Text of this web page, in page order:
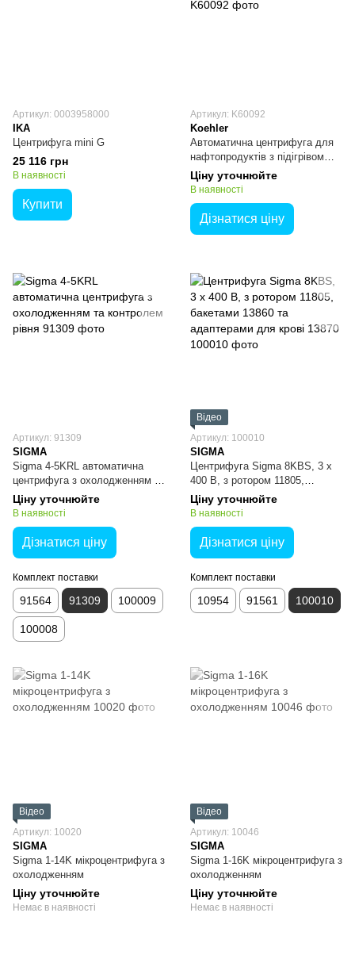
Артикул: 0003958000
IKA
Центрифуга mini G
25 116 грн
В наявності
Купити
Артикул: K60092
Koehler
Автоматична центрифуга для
нафтопродуктів з підігрівом
Koehler K60092
Ціну уточнюйте
В наявності
Дізнатися ціну
Артикул: 91309
SIGMA
Sigma 4-5KRL автоматична
центрифуга з охолодженням та
контролем рівня
Ціну уточнюйте
В наявності
Дізнатися ціну
Комплект поставки
91564 91309 100009
100008
Відео
Артикул: 100010
SIGMA
Центрифуга Sigma 8KBS, 3 x
400 В, з ротором 11805,
бакетами 13860 та адаптерами
для крові 13870
Ціну уточнюйте
В наявності
Дізнатися ціну
Комплект поставки
10954 91561 100010
Відео
Артикул: 10020
SIGMA
Sigma 1-14K мікроцентрифуга з
охолодженням
Ціну уточнюйте
Немає в наявності
Відео
Артикул: 10046
SIGMA
Sigma 1-16K мікроцентрифуга з
охолодженням
Ціну уточнюйте
Немає в наявності